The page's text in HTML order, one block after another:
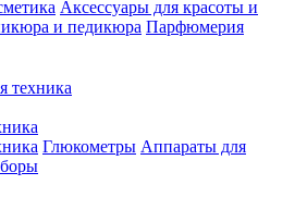
Аксессуары для красоты и
и педикюра Парфюмерия
техника
Глюкометры Аппараты для